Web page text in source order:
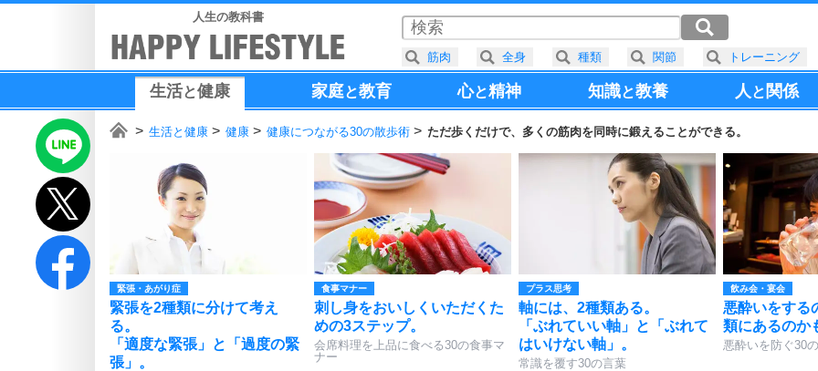
人生の教科書
生活と健康 家庭と教育 心と精神 知識と教養 人と 関係
生活と健康 健康 健康につながる30の散歩術 ただ歩くだけで、多くの筋肉を同時に鍛えることができる。
緊張・あがり症
緊張を2種類に分けて考え
る。
「適度な緊張」と「過度の緊
張」。
食事マナー
刺し身をおいしくいただくた
めの3ステップ。
会席料理を上品に食べる30の食事マ
ナー
プラス思考
軸には、2種類ある。
「ぶれていい軸」と「ぶれて
はいけない軸」。
常識を覆す30の言葉
飲み会・宴会
悪酔いをする
類にあるのか
悪酔いを防ぐ30
筋肉 全身 種類 関節 トレーニング